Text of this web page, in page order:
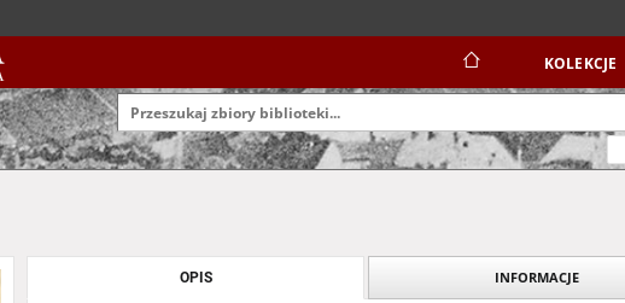
KOLEKCJE
OPIS INFORMACJE